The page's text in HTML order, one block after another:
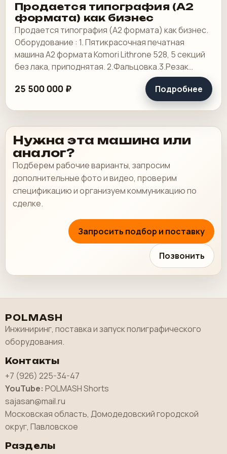
Продается типография (А2
формата) как бизнес
Продается типография (А2 формата) как бизнес.
Оборудование : 1. Пятикрасочная печатная
машина А2 формата Komori Lithrone 528, 5 секций
без лака, приподнятая. 2.Фальцовка.3.Резак
4.КБС, 5. Ламинотор, СТР. Погрузчик.
25 500 000 ₽ Подробнее
Нужна эта машина или
аналог?
Подберем рабочие варианты, запросим
дополнительные фото и видео, проверим
спецификацию и организуем коммуникацию по
сделке.
Запросить подбор и поставку
Позвонить
POLMASH
Инжиниринг, поставка и запуск полиграфического
оборудования.
Контакты
+7 (926) 225-34-47
YouTube: POLMASH Shorts
sajasan@mail.ru
Московская область, Домодедовский городской
округ, Павловское
Разделы